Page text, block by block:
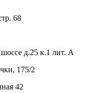
68
д.25 к.1 лит. А
175/2
42